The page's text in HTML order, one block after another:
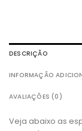
DESCRIÇÃO
INFORMAÇÃO
AVALIAÇÕES (0)
Veja abaixo as